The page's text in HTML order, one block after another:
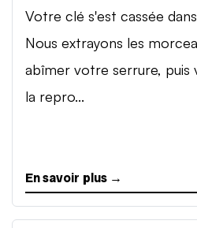
Votre clé s'est cassée
Nous extrayons les
abîmer votre serrure, puis
la repro...
En savoir plus →